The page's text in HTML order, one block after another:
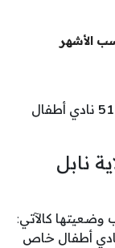
الأشهر
51 نادي أطفال
نابل
كالآتي:
أطفال خاص بصدد النشاط و 16 نادي أطفال خاص